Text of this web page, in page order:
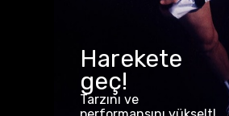
Harekete
geç!
Tarzını ve